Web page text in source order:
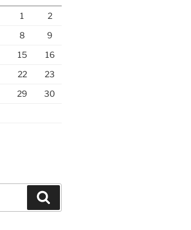
1
2
8
9
15
16
22
23
29
30